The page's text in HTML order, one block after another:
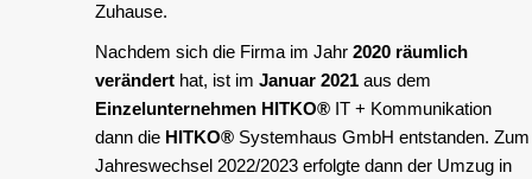
Zuhause.
Nachdem sich die Firma im Jahr 2020 räumlich
verändert hat, ist im Januar 2021 aus dem
Einzelunternehmen HITKO® IT + Kommunikation
dann die HITKO® Systemhaus GmbH entstanden. Zum
Jahreswechsel 2022/2023 erfolgte dann der Umzug in